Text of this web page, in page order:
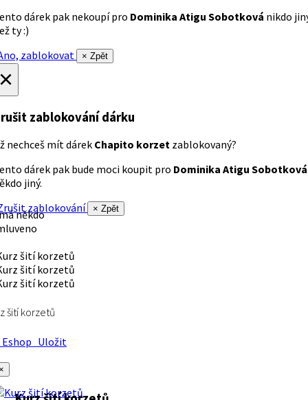
dárek pak nekoupí pro Dominika Atigu Sobotková nikdo
ty :)
zablokovat
× Zpět
zablokování dárku
nechceš mít dárek Chapito korzet zablokovaný?
dárek pak bude moci koupit pro Dominika Atigu Sobotková
jiný.
zablokování
× Zpět
někdo
šití korzetů
Uložit